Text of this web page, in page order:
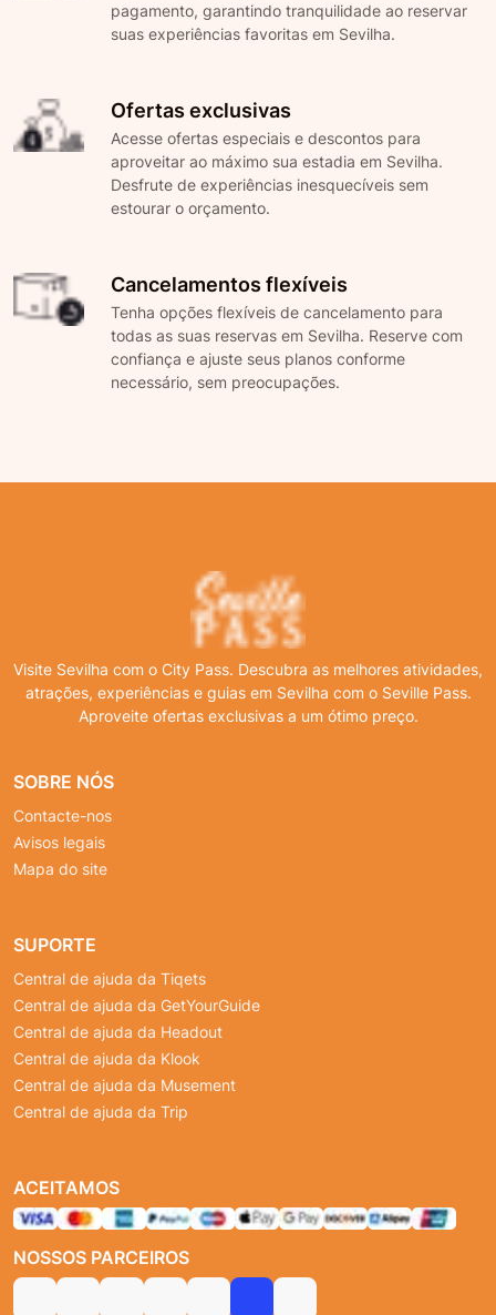
pagamento, garantindo tranquilidade ao reservar
suas experiências favoritas em Sevilha.
Ofertas exclusivas
Acesse ofertas especiais e descontos para
aproveitar ao máximo sua estadia em Sevilha.
Desfrute de experiências inesquecíveis sem
estourar o orçamento.
Cancelamentos flexíveis
Tenha opções flexíveis de cancelamento para
todas as suas reservas em Sevilha. Reserve com
confiança e ajuste seus planos conforme
necessário, sem preocupações.
Visite Sevilha com o City Pass. Descubra as melhores atividades,
atrações, experiências e guias em Sevilha com o Seville Pass.
Aproveite ofertas exclusivas a um ótimo preço.
SOBRE NÓS
Contacte-nos
Avisos legais
Mapa do site
SUPORTE
Central de ajuda da Tiqets
Central de ajuda da GetYourGuide
Central de ajuda da Headout
Central de ajuda da Klook
Central de ajuda da Musement
Central de ajuda da Trip
ACEITAMOS
NOSSOS PARCEIROS